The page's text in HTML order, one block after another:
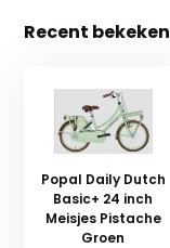
Recent bekeken
Popal Daily Dutch
Basic+ 24 inch
Meisjes Pistache
Groen